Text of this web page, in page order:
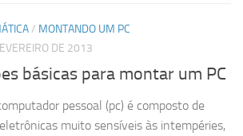
/ MONTANDO UM PC
DE 2013
básicas para montar um PC
pessoal (pc) é composto de
muito sensíveis às intempéries,